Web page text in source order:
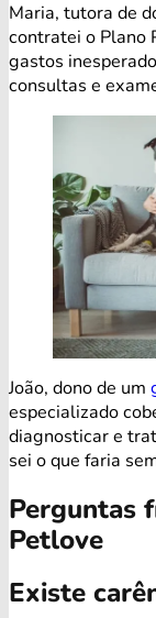
Maria, tutora de
contratei o Plano
gastos
consultas e
João, dono de um
especializado
diagnosticar e
sei o que faria
Perguntas
Petlove
Existe